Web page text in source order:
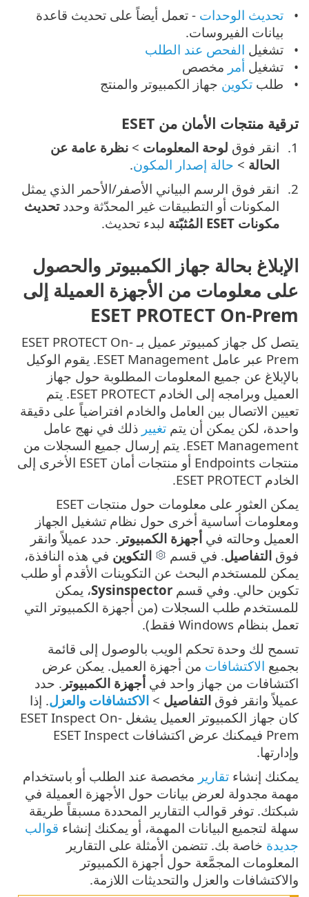
تحديث الوحدات - تعمل أيضاً على تحديث قاعدة
بيانات الفيروسات.
تشغيل الفحص عند الطلب
تشغيلأمر مخصص
طلبتكوين جهاز الكمبيوتر والمنتج
ترقية منتجات الأمان من ESET
انقر فوق لوحة المعلومات > نظرة عامة عن
الحالة > حالة إصدار المكون.
انقر فوق الرسم البياني الأصفر/الأحمر الذي يمثل
المكونات أو التطبيقات غير المحدّثة وحددتحديث
مكونات ESET المُثبّتة
لبدء تحديث.
الإبلاغ بحالة جهاز الكمبيوتر والحصول
على معلومات من الأجهزة العميلة إلى
ESET PROTECT On-Prem
يتصل كل جهاز كمبيوتر عميل بـ ESET PROTECT On-
Prem عبر عامل ESET Management. يقوم الوكيل
بالإبلاغ عن جميع المعلومات المطلوبة حول جهاز
العميل وبرامجه إلى الخادم ESET PROTECT. يتم
تعيين الاتصال بين العامل والخادم افتراضياً على دقيقة
واحدة، لكن يمكن أن يتم تغيير ذلك في نهج عامل
ESET Management. يتم إرسال جميع السجلات من
منتجات Endpoints أو منتجات أمان ESET الأخرى إلى
الخادم ESET PROTECT.
يمكن العثور على معلومات حول منتجات ESET
ومعلومات أساسية أخرى حول نظام تشغيل الجهاز
العميل وحالته في أجهزة الكمبيوتر . حدد عميلاً وانقر
فوق التفاصيل. في قسم التكوين في هذه النافذة،
يمكن للمستخدم البحث عن التكوينات الأقدم أو طلب
تكوين حالي. وفي قسم Sysinspector، يمكن
للمستخدم طلب السجلات (من أجهزة الكمبيوتر التي
تعمل بنظام Windows فقط).
تسمح لك وحدة تحكم الويب بالوصول إلى قائمة
بجميع الاكتشافات من أجهزة العميل. يمكن عرض
اكتشافات من جهاز واحد في أجهزة الكمبيوتر . حدد
عميلاً وانقر فوق التفاصيل > الاكتشافات والعزل. إذا
كان جهاز الكمبيوتر العميل يشغل ESET Inspect On-
Prem فيمكنك عرض اكتشافات ESET Inspect
وإدارتها.
يمكنك إنشاء تقارير مخصصة عند الطلب أو باستخدام
مهمة مجدولة لعرض بيانات حول الأجهزة العميلة في
شبكتك. توفر قوالب التقارير المحددة مسبقاً طريقة
سهلة لتجميع البيانات المهمة، أو يمكنك إنشاء قوالب
جديدة خاصة بك. تتضمن الأمثلة على التقارير
المعلومات المجمَّعة حول أجهزة الكمبيوتر
والاكتشافات والعزل والتحديثات اللازمة.